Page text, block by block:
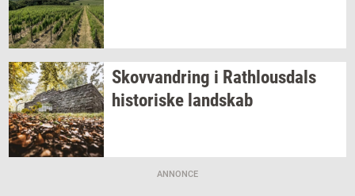
Sko­vvan­dring i Rat­hlous­dals
hi­sto­ri­ske land­skab
ANNONCE